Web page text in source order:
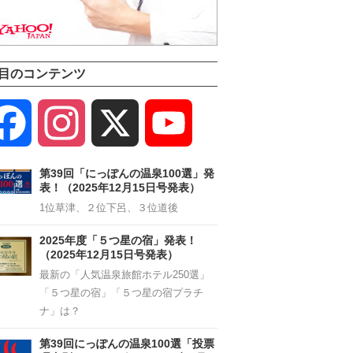
のコンテンツ
Facebook Instagram
Channel
第39回「にっぽんの温泉100選」発
表！（2025年12月15日号発表）
1位草津、２位下呂、３位道後
2025年度「５つ星の宿」発表！
（2025年12月15日号発表）
最新の「人気温泉旅館ホテル250選」
「５つ星の宿」「５つ星の宿プラチ
ナ」は？
第39回にっぽんの温泉100選「投票